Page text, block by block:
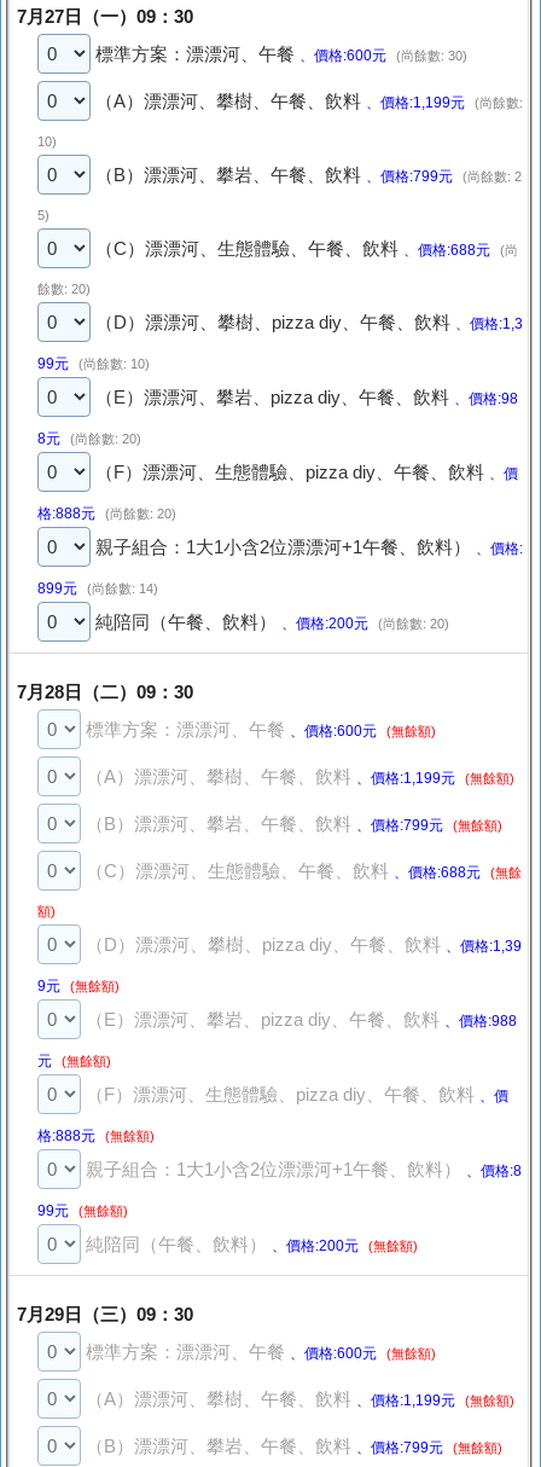
7月27日（一）09：30
標準方案：漂漂河、午餐 、價格:600元 (尚餘數: 30)
（A）漂漂河、攀樹、午餐、飲料 、價格:1,199元 (尚餘數:
10)
（B）漂漂河、攀岩、午餐、飲料 、價格:799元 (尚餘數: 2
5)
（C）漂漂河、生態體驗、午餐、飲料 、價格:688元 (尚
餘數: 20)
（D）漂漂河、攀樹、pizza diy、午餐、飲料 、價格:1,3
99元 (尚餘數: 10)
（E）漂漂河、攀岩、pizza diy、午餐、飲料 、價格:98
8元 (尚餘數: 20)
（F）漂漂河、生態體驗、pizza diy、午餐、飲料 、價
格:888元 (尚餘數: 20)
親子組合：1大1小含2位漂漂河+1午餐、飲料） 、價格:
899元 (尚餘數: 14)
純陪同（午餐、飲料） 、價格:200元 (尚餘數: 20)
7月28日（二）09：30
標準方案：漂漂河、午餐 、價格:600元 (無餘額)
（A）漂漂河、攀樹、午餐、飲料 、價格:1,199元 (無餘額)
（B）漂漂河、攀岩、午餐、飲料 、價格:799元 (無餘額)
（C）漂漂河、生態體驗、午餐、飲料 、價格:688元 (無餘
額)
（D）漂漂河、攀樹、pizza diy、午餐、飲料 、價格:1,39
9元 (無餘額)
（E）漂漂河、攀岩、pizza diy、午餐、飲料 、價格:988
元 (無餘額)
（F）漂漂河、生態體驗、pizza diy、午餐、飲料 、價
格:888元 (無餘額)
親子組合：1大1小含2位漂漂河+1午餐、飲料） 、價格:8
99元 (無餘額)
純陪同（午餐、飲料） 、價格:200元 (無餘額)
7月29日（三）09：30
標準方案：漂漂河、午餐 、價格:600元 (無餘額)
（A）漂漂河、攀樹、午餐、飲料 、價格:1,199元 (無餘額)
（B）漂漂河、攀岩、午餐、飲料 、價格:799元 (無餘額)